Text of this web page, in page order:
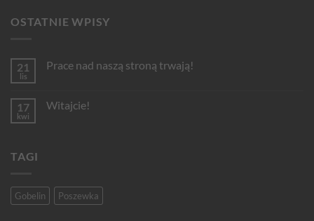
OSTATNIE WPISY
21
lis
Prace nad naszą stroną trwają!
Prace
17
kwi
Witajcie!
TAGI
Gobelin Poszewka